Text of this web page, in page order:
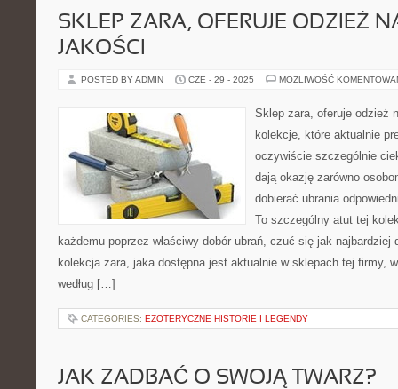
SKLEP ZARA, OFERUJE ODZIEŻ
JAKOŚCI
POSTED BY ADMIN CZE - 29 - 2025 MOŻLIWOŚĆ
Sklep zara, oferuje odzież
kolekcje, które aktualnie
oczywiście szczególnie
dają okazję zarówno
dobierać ubrania
To szczególny atut tej
każdemu poprzez właściwy dobór ubrań, czuć się jak najbardziej
kolekcja zara, jaka dostępna jest aktualnie w sklepach tej firmy,
według […]
CATEGORIES: EZOTERYCZNE HISTORIE I LEGENDY
JAK ZADBAĆ O SWOJĄ TWARZ?